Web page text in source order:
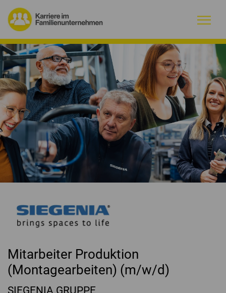
Warum Familienunternehmen?
Firmenprofile
Jobs
Magazin
Initiative
Mitarbeiter Produktion
(Montagearbeiten) (m/w/d)